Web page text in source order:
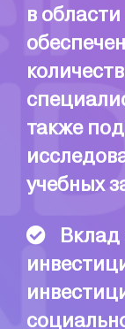
в
также
учебных
Вклад